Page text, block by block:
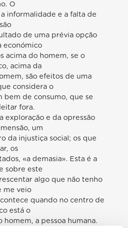
O
informalidade e a falta de
de uma prévia opção
económico
acima do homem, se o
acima da
são efeitos de uma
considera o
bem de consumo, que se
fora.
exploração e da opressão
um
da injustiça social; os que
os
«a demasia». Esta é a
sobre este
algo que não tenho
me veio
quando no centro de
está o
homem, a pessoa humana.